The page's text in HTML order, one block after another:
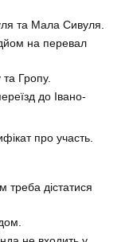
та Мала Сивуля.
на перевал
та Гропу.
до Івано-
про участь.
треба дістатися